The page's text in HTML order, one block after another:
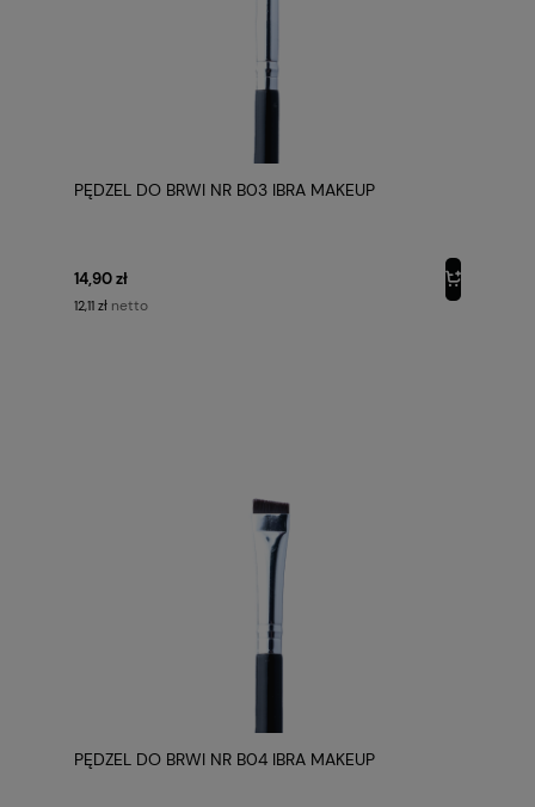
PĘDZEL DO BRWI NR B03 IBRA MAKEUP
14,90 zł
12,11 zł netto
PĘDZEL DO BRWI NR B04 IBRA MAKEUP